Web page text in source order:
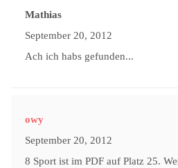
Mathias
September 20, 2012
Ach ich habs gefunden...
owy
September 20, 2012
8 Sport ist im PDF auf Platz 25.